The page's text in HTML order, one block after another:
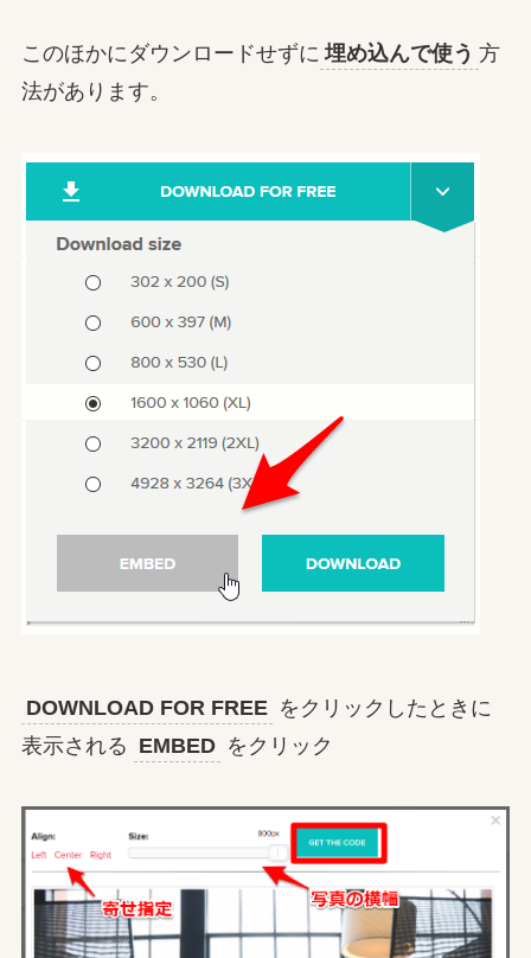
このほかにダウンロードせずに 埋め込んで使う 方
法があります。
DOWNLOAD FOR FREE をクリックしたときに
表示される EMBED をクリック